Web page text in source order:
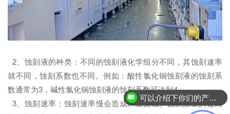
2、蚀刻液的种类：不同的蚀刻液化学组分不同，其蚀刻速率
就不同，蚀刻系数也不同。例如：酸性氯化铜蚀刻液的蚀刻系
数通常为3，碱性氯化铜蚀刻液的蚀刻系数可达到4。
3、蚀刻速率：蚀刻速率慢会造成严重侧蚀。蚀刻质量的提高
可以介绍下你们的产品么？